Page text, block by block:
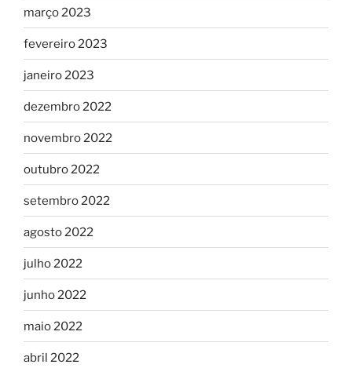
março 2023
fevereiro 2023
janeiro 2023
dezembro 2022
novembro 2022
outubro 2022
setembro 2022
agosto 2022
julho 2022
junho 2022
maio 2022
abril 2022